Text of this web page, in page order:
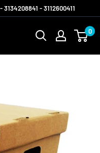
- 3112600411
0